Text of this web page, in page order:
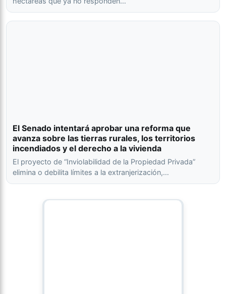
El Senado intentará aprobar una reforma que
avanza sobre las tierras rurales, los territorios
incendiados y el derecho a la vivienda
El proyecto de “Inviolabilidad de la Propiedad Privada”
elimina o debilita límites a la extranjerización,…